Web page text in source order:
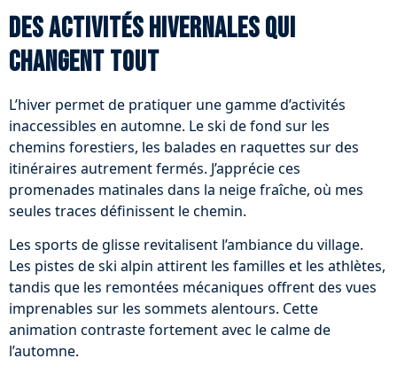
Des activités hivernales qui
changent tout
L’hiver permet de pratiquer une gamme d’activités
inaccessibles en automne. Le ski de fond sur les
chemins forestiers, les balades en raquettes sur des
itinéraires autrement fermés. J’apprécie ces
promenades matinales dans la neige fraîche, où mes
seules traces définissent le chemin.
Les sports de glisse revitalisent l’ambiance du village.
Les pistes de ski alpin attirent les familles et les athlètes,
tandis que les remontées mécaniques offrent des vues
imprenables sur les sommets alentours. Cette
animation contraste fortement avec le calme de
l’automne.